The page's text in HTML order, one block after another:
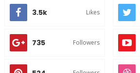
3.5k Likes
735 Followers